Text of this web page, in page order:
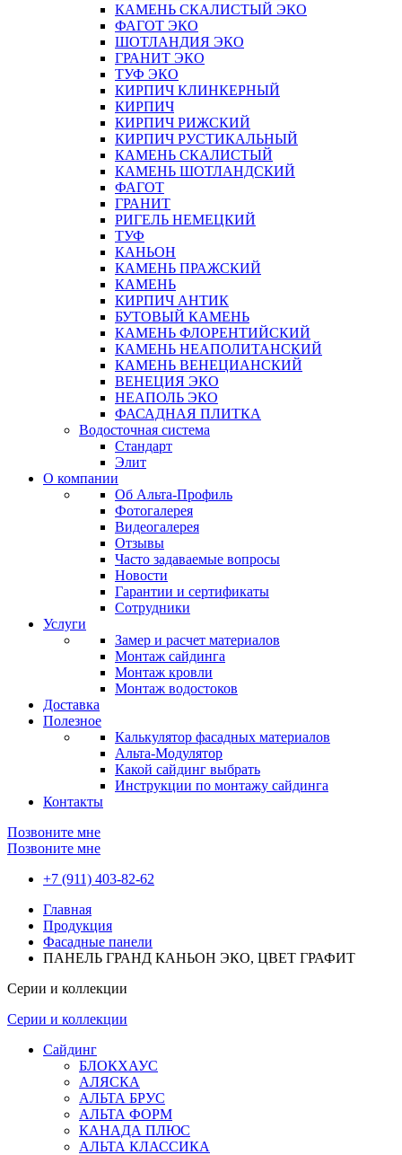
КАМЕНЬ СКАЛИСТЫЙ ЭКО
ФАГОТ ЭКО
ШОТЛАНДИЯ ЭКО
ГРАНИТ ЭКО
ТУФ ЭКО
КИРПИЧ КЛИНКЕРНЫЙ
КИРПИЧ
КИРПИЧ РИЖСКИЙ
КИРПИЧ РУСТИКАЛЬНЫЙ
КАМЕНЬ СКАЛИСТЫЙ
КАМЕНЬ ШОТЛАНДСКИЙ
ФАГОТ
ГРАНИТ
РИГЕЛЬ НЕМЕЦКИЙ
ТУФ
КАНЬОН
КАМЕНЬ ПРАЖСКИЙ
КАМЕНЬ
КИРПИЧ АНТИК
БУТОВЫЙ КАМЕНЬ
КАМЕНЬ ФЛОРЕНТИЙСКИЙ
КАМЕНЬ НЕАПОЛИТАНСКИЙ
КАМЕНЬ ВЕНЕЦИАНСКИЙ
ВЕНЕЦИЯ ЭКО
НЕАПОЛЬ ЭКО
ФАСАДНАЯ ПЛИТКА
Водосточная система
Стандарт
Элит
О компании
Об Альта-Профиль
Фотогалерея
Видеогалерея
Отзывы
Часто задаваемые вопросы
Новости
Гарантии и сертификаты
Сотрудники
Услуги
Замер и расчет материалов
Монтаж сайдинга
Монтаж кровли
Монтаж водостоков
Доставка
Полезное
Калькулятор фасадных материалов
Альта-Модулятор
Какой сайдинг выбрать
Инструкции по монтажу сайдинга
Контакты
Позвоните мне
Позвоните мне
+7 (911) 403-82-62
Главная
Продукция
Фасадные панели
ПАНЕЛЬ ГРАНД КАНЬОН ЭКО, ЦВЕТ ГРАФИТ
Серии и коллекции
Серии и коллекции
Сайдинг
БЛОКХАУС
АЛЯСКА
АЛЬТА БРУС
АЛЬТА ФОРМ
КАНАДА ПЛЮС
АЛЬТА КЛАССИКА